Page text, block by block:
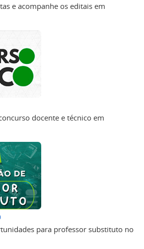
e acompanhe os editais em
docente e técnico em
para professor substituto no